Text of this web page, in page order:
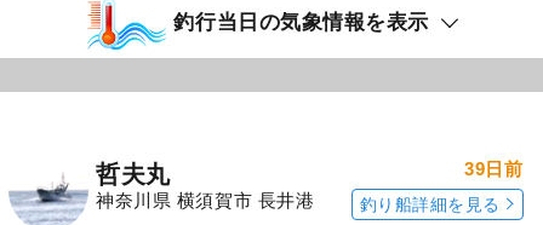
釣行当日の気象情報を表示
哲夫丸
神奈川県 横須賀市 長井港
39日前
釣り船詳細を見る